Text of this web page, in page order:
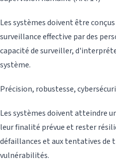
Les systèmes doivent être
surveillance effective par des
capacité de surveiller,
système.
Précision, robustesse,
Les systèmes doivent atteindre
leur finalité prévue et rester
défaillances et aux tentatives de
vulnérabilités.